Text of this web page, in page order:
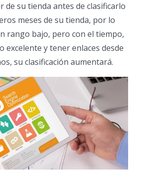
de su tienda antes de clasificarlo
meses de su tienda, por lo
rango bajo, pero con el tiempo,
excelente y tener enlaces desde
su clasificación aumentará.